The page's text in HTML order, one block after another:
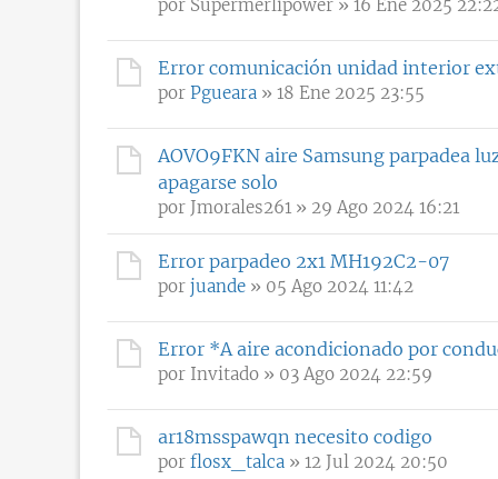
por Supermerlipower » 16 Ene 2025
Error comunicación unidad interior
por Pgueara » 18 Ene 2025 23:55
AOVO9FKN aire Samsung parpadea
apagarse solo
por Jmorales261 » 29 Ago 2024 16:21
Error parpadeo 2x1 MH192C2-07
por juande » 05 Ago 2024 11:42
Error *A aire acondicionado por
por Invitado » 03 Ago 2024 22:59
ar18msspawqn necesito codigo
por flosx_talca » 12 Jul 2024 20:50